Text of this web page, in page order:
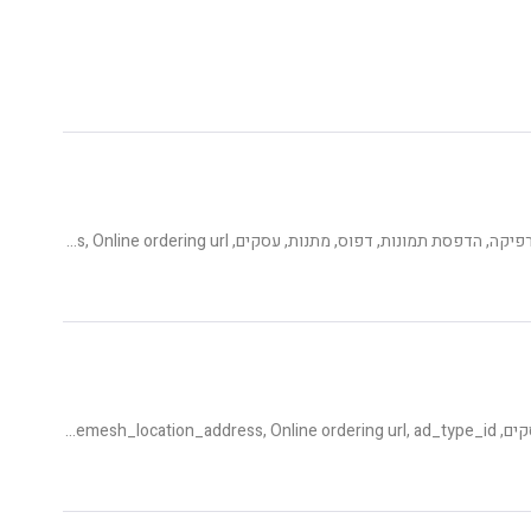
הדפסה על קנווס, גרפיקה, הדפסת תמונות, דפוס, מתנות, עסקים, Category, publishing_status, ad_type_id, shemesh_location_address, Online ordering url
הדפסת תמונות, עסקים, Category, publishing_status, shemesh_location_address, Online ordering url, ad_type_id